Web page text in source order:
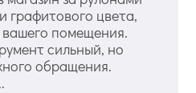
графитового цвета,
помещения.
сильный, но
обращения.